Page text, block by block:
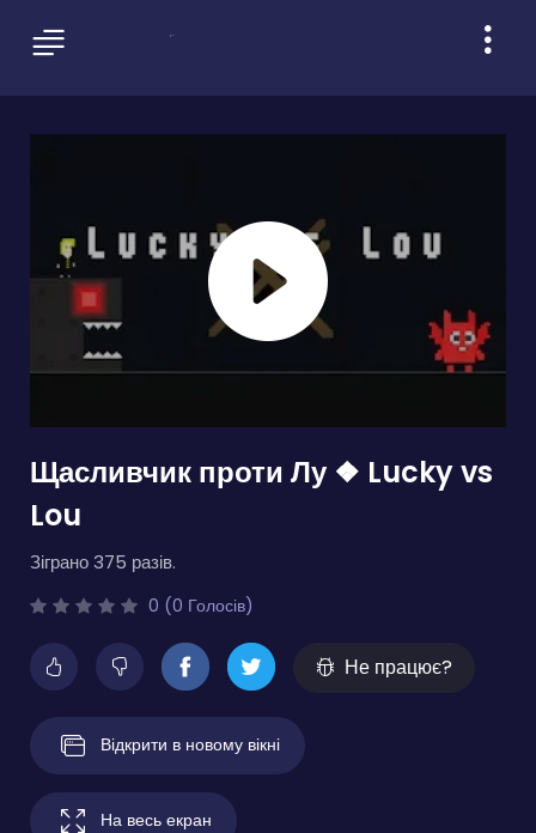
Щасливчик проти Лу ❖ Lucky vs
Lou
Зіграно 375 разів.
0 (0 Голосів)
Не працює?
Відкрити в новому вікні
На весь екран